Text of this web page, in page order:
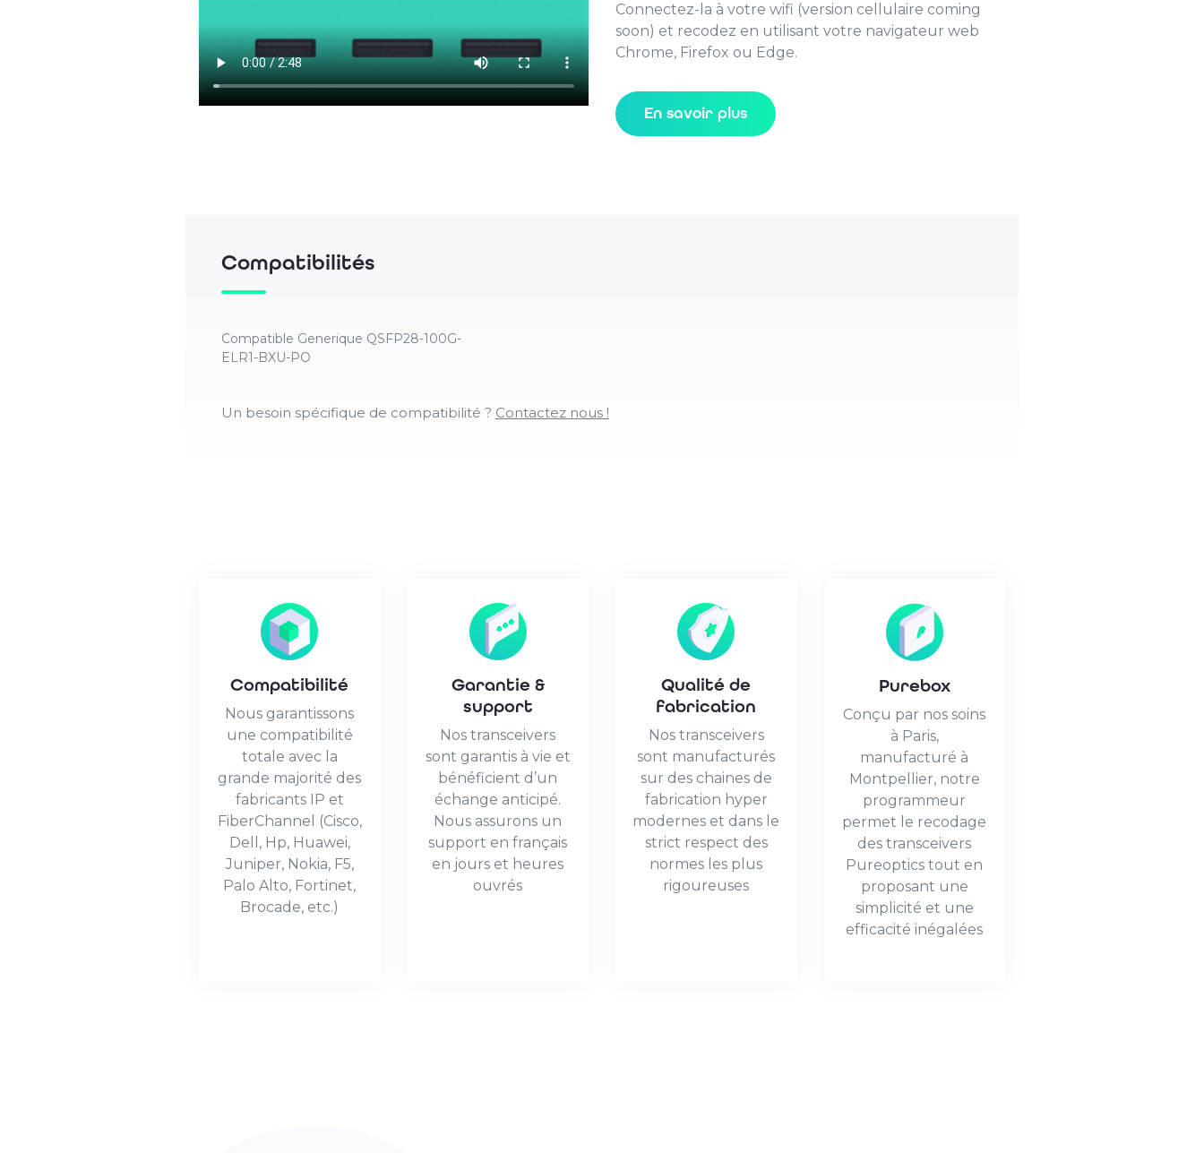
Connectez-la à votre wifi (version cellulaire coming
soon) et recodez en utilisant votre navigateur web
Chrome, Firefox ou Edge.
En savoir plus
Compatibilités
Compatible Generique QSFP28-100G-
ELR1-BXU-PO
Un besoin spécifique de compatibilité ? Contactez nous !
Compatibilité
Nous garantissons
une compatibilité
totale avec la
grande majorité des
fabricants IP et
FiberChannel (Cisco,
Dell, Hp, Huawei,
Juniper, Nokia, F5,
Palo Alto, Fortinet,
Brocade, etc.)
Garantie &
support
Nos transceivers
sont garantis à vie et
bénéficient d’un
échange anticipé.
Nous assurons un
support en français
en jours et heures
ouvrés
Qualité de
fabrication
Nos transceivers
sont manufacturés
sur des chaines de
fabrication hyper
modernes et dans le
strict respect des
normes les plus
rigoureuses
Purebox
Conçu par nos soins
à Paris,
manufacturé à
Montpellier, notre
programmeur
permet le recodage
des transceivers
Pureoptics tout en
proposant une
simplicité et une
efficacité inégalées